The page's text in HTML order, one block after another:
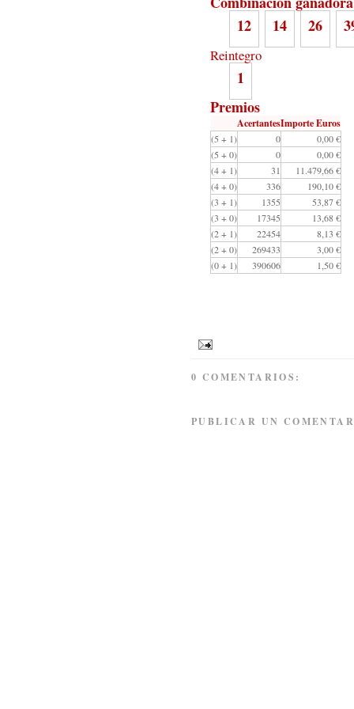
12
14 26
Reintegro
1
Premios
AcertantesImporte Euros
(5 + 1) 0
0,00 €
(5 + 0)
0
0,00 €
(4 + 1)
31
11.479,66 €
(4 + 0)
336
190,10 €
(3 + 1)
1355
53,87 €
(3 + 0)
17345
13,68 €
(2 + 1)
22454
8,13 €
(2 + 0)
269433
3,00 €
(0 + 1)
390606 1,50 €
0 COMENTARIOS:
PUBLICAR UN